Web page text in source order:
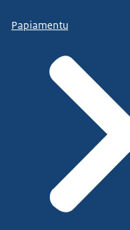
Papiamentu